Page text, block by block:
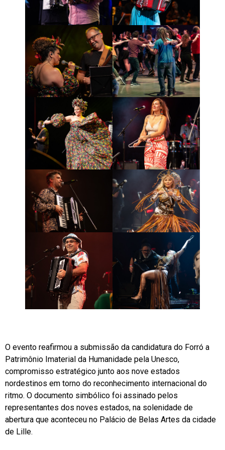
O evento reafirmou a submissão da candidatura do Forró a
Patrimônio Imaterial da Humanidade pela Unesco,
compromisso estratégico junto aos nove estados
nordestinos em torno do reconhecimento internacional do
ritmo. O documento simbólico foi assinado pelos
representantes dos noves estados, na solenidade de
abertura que aconteceu no Palácio de Belas Artes da cidade
de Lille.